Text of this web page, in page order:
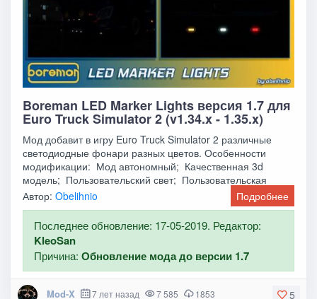
Boreman LED Marker Lights версия 1.7 для
Euro Truck Simulator 2 (v1.34.x - 1.35.x)
Мод добавит в игру Euro Truck Simulator 2 различные
светодиодные фонари разных цветов. Особенности
модификации: Мод автономный; Качественная 3d
модель; Пользовательский свет; Пользовательская
Автор:Obelihnio Подробнее
Последнее обновление: 17-05-2019. Редактор:
KleoSan
Причина:Обновление мода до версии 1.7
5
Mod-X 7 лет назад 7 585 1853